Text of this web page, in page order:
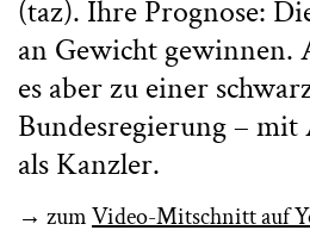
(taz). Ihre Prognose:
an Gewicht gewinnen.
es aber zu einer
Bundesregierung –
als Kanzler.
→ zumVideo-Mitschnitt auf